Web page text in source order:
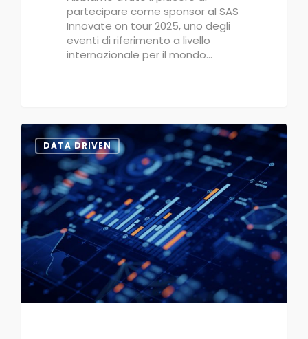
partecipare come sponsor al SAS
Innovate on tour 2025, uno degli
eventi di riferimento a livello
internazionale per il mondo…
DATA DRIVEN 0